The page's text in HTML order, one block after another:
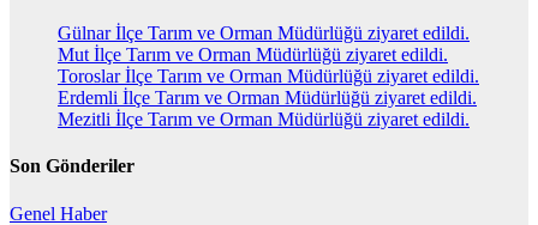
Gülnar İlçe Tarım ve Orman Müdürlüğü ziyaret edildi.
Mut İlçe Tarım ve Orman Müdürlüğü ziyaret edildi.
Toroslar İlçe Tarım ve Orman Müdürlüğü ziyaret edildi.
Erdemli İlçe Tarım ve Orman Müdürlüğü ziyaret edildi.
Mezitli İlçe Tarım ve Orman Müdürlüğü ziyaret edildi.
Son Gönderiler
Genel Haber